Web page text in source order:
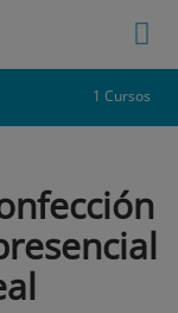
1 Cursos